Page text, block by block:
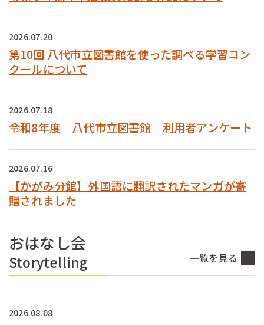
2026.07.20
第10回 八代市立図書館を使った調べる学習コン
クールについて
2026.07.18
令和8年度 八代市立図書館 利用者アンケート
2026.07.16
【かがみ分館】外国語に翻訳されたマンガが寄
贈されました
おはなし会
Storytelling 一覧を見る
2026.08.08